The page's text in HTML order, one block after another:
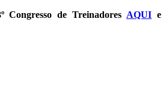
Congresso de Treinadores AQUI e